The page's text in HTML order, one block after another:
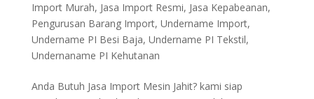
Import Murah, Jasa Import Resmi, Jasa Kepabeanan,
Pengurusan Barang Import, Undername Import,
Undername PI Besi Baja, Undername PI Tekstil,
Undernaname PI Kehutanan
Anda Butuh Jasa Import Mesin Jahit? kami siap